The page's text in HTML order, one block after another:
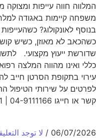
המלווה חווה עייפות
משפחה קיימות באגודה
בנוסף לאונקולוג?
כשהכאב לא מאוזן, כשיש
שדורשת ייעוץ מקצועי.
כללי ואינו מהווה המלצה
עירוי בתקופת הסרטן חייב
קשר או חייגו 04-9111166 | 050-8387771.
06/07/2026
/ لا توجد